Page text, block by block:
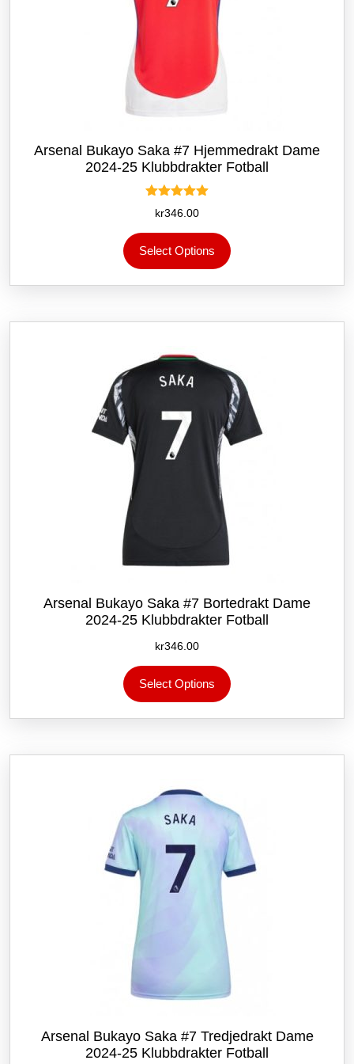
Arsenal Bukayo Saka #7 Hjemmedrakt Dame
2024-25 Klubbdrakter Fotball
Vurdert
5.00
av 5
kr346.00
Select Options
produktet
flere
Alternativene
på
produktsiden
Arsenal Bukayo Saka #7 Bortedrakt Dame
2024-25 Klubbdrakter Fotball
kr346.00
Select Options
produktet
flere
Alternativene
på
produktsiden
Arsenal Bukayo Saka #7 Tredjedrakt Dame
2024-25 Klubbdrakter Fotball